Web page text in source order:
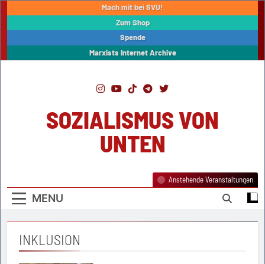
Mach mit bei SVU!
Zum Shop
Spende
Marxists Internet Archive
SOZIALISMUS VON
UNTEN
MENU
Anstehende Veranstaltungen
INKLUSION